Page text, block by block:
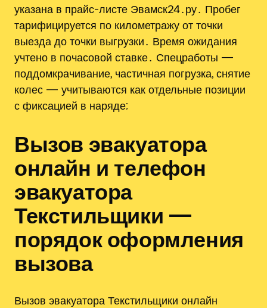
указана в прайс-листе Эвамск24․ру․ Пробег
тарифицируется по километражу от точки
выезда до точки выгрузки․ Время ожидания
учтено в почасовой ставке․ Спецработы —
поддомкрачивание, частичная погрузка, снятие
колес — учитываются как отдельные позиции
с фиксацией в наряде;
Вызов эвакуатора
онлайн и телефон
эвакуатора
Текстильщики —
порядок оформления
вызова
Вызов эвакуатора Текстильщики онлайн